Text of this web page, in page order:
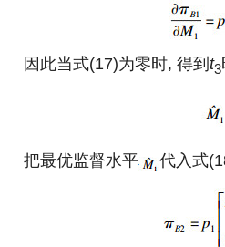
因此当式(17)为零时, 得到t3
把最优监督水平 代入式